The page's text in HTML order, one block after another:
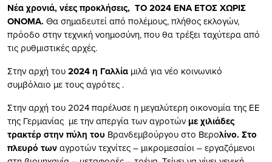
Νέα χρονιά, νέες προκλήσεις, ΤΟ 2024 ΕΝΑ ΕΤΟΣ ΧΩΡΙΣ
ΟΝΟΜΑ. Θα σημαδευτεί από πολέμους, πλήθος εκλογών,
πρόοδο στην τεχνική νοημοσύνη, που θα τρέξει ταχύτερα από
τις ρυθμιστικές αρχές.
Στην αρχή του2024 η Γαλλία μιλά για νέο κοινωνικό
συμβόλαιο με τους αγρότες .
Στην αρχή του 2024 παρέλυσε η μεγαλύτερη οικονομία της ΕΕ
της Γερμανίας με την απεργία των αγροτών με χιλιάδες
τρακτέρ στην πύλη του Βρανδεμβούργου στο Βερολίνο. Στο
πλευρό τωναγροτών τεχνίτες – μικρομεσαίοι – εργαζόμενοι